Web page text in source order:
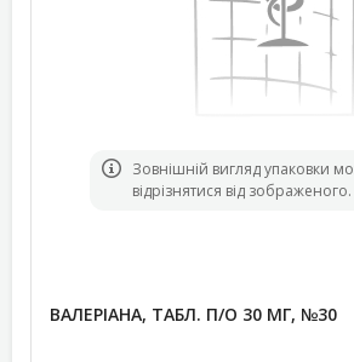
Зовнішній вигляд упаковки
відрізнятися від зображеного.
ВАЛЕРІАНА, ТАБЛ. П/О 30 МГ, №30